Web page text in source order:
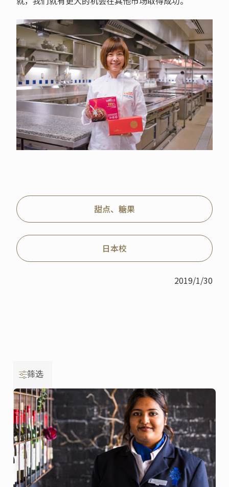
甜点、糖果
日本校
2019/1/30
筛选